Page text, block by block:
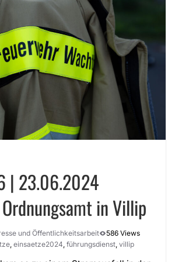
| 23.06.2024
in Villip
und Öffentlichkeitsarbeit
586 Views
, einsaetze2024, führungsdienst, villip